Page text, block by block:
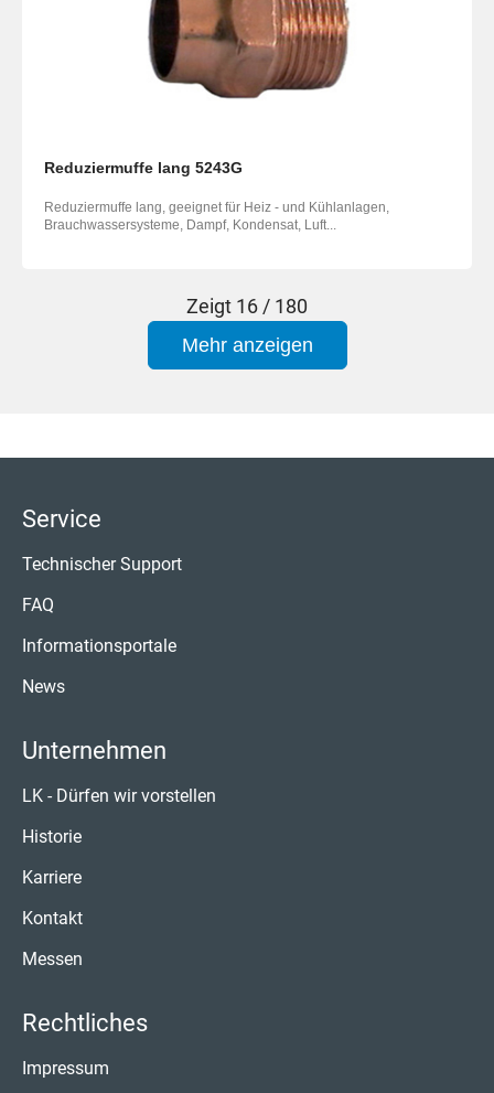
Reduziermuffe lang 5243G
Reduziermuffe lang, geeignet für Heiz - und Kühlanlagen,
Brauchwassersysteme, Dampf, Kondensat, Luft...
Zeigt 16 / 180
Mehr anzeigen
Service
Technischer Support
FAQ
Informationsportale
News
Unternehmen
LK - Dürfen wir vorstellen
Historie
Karriere
Kontakt
Messen
Rechtliches
Impressum